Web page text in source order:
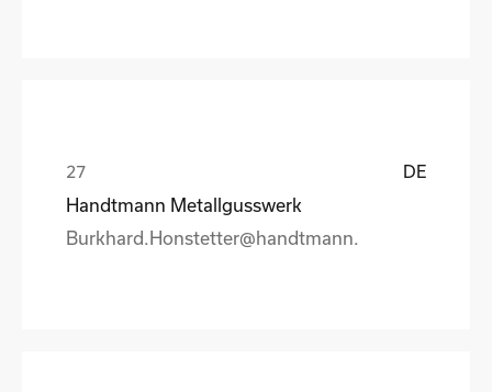
DE
Handtmann Metallgusswerk
Burkhard.Honstetter@handtmann.